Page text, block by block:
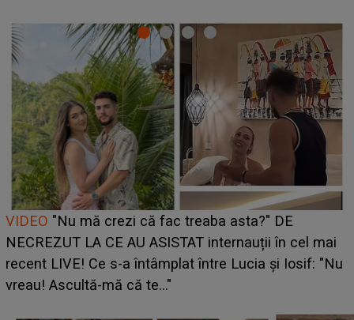
Cine este Bianca, tânăra clujeancă luată pe scenă la
UNTOLD ONE de Zara Larsson? Aceasta a dezvăluit
ce i-a spus artista suedeză în culise: „Nu am fost
pregătită...”